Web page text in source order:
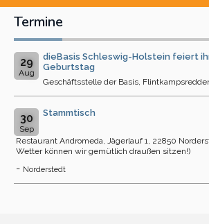
Termine
29
Aug
dieBasis Schleswig-Holstein feiert
Geburtstag
Geschäftsstelle der Basis,
30
Sep
Stammtisch
Restaurant Andromeda, Jägerlauf 1, 22850
Wetter können wir gemütlich draußen sitzen!)
- Norderstedt